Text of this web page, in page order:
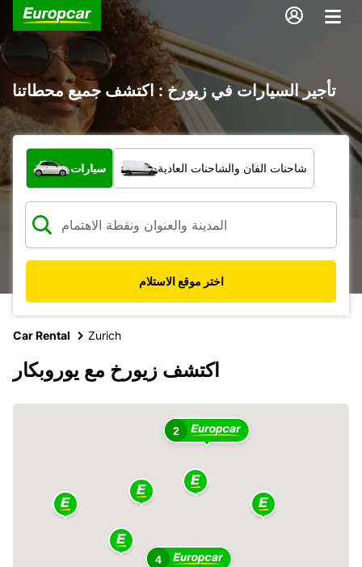
تأجير السيارات في زيورخ : اكتشف جميع محطاتنا
ما نوع المركبة؟
سيارات شاحنات الفان والشاحنات العادية
اختر موقع الاستلام
Car Rental Zurich
اكتشف زيورخ مع يوروبكار
4
2